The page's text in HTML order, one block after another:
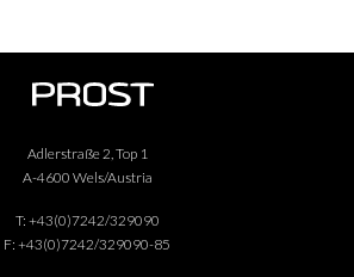
Adlerstraße 2, Top 1
A-4600 Wels/Austria
T: +43(0)7242/329090
F: +43(0)7242/329090-85